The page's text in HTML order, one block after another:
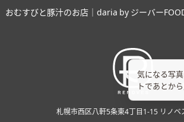
おむすびと豚汁のお店｜daria by ジーバー
札幌市西区八軒5条東4丁目1-15 リノベ
気になる写
トであとか